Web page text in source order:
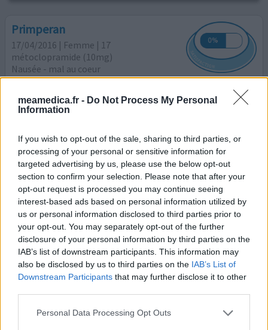
meamedica.fr - Do Not Process My Personal
Information
If you wish to opt-out of the sale, sharing to third parties, or
processing of your personal or sensitive information for
targeted advertising by us, please use the below opt-out
section to confirm your selection. Please note that after your
opt-out request is processed you may continue seeing
interest-based ads based on personal information utilized by
us or personal information disclosed to third parties prior to
your opt-out. You may separately opt-out of the further
disclosure of your personal information by third parties on the
IAB’s list of downstream participants. This information may
also be disclosed by us to third parties on the IAB’s List of
Downstream Participants that may further disclose it to other
Personal Data Processing Opt Outs
Primperan
17/04/2016 | Femme | 17
métoclopramide (10mg)
Nausée - mal au coeur
Quantité effets secondaires
J'ai eu des nausées dû à des sushis, donc mon médecin
m'a prescrit du PRIMPERAN 10mg, qui m'a donné comme
effet secondaire la somnolence 2jours, et au dernier jour
m'a fais des contractures au niveau de mes yeux, et donc
ils se révulsaient.
votre avis 0 réactions
Primperan
13/04/2016 | Femme | 31